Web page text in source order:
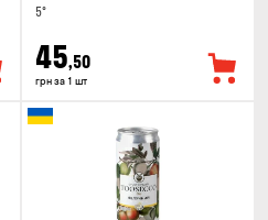
5°
45,50
грн за 1 шт